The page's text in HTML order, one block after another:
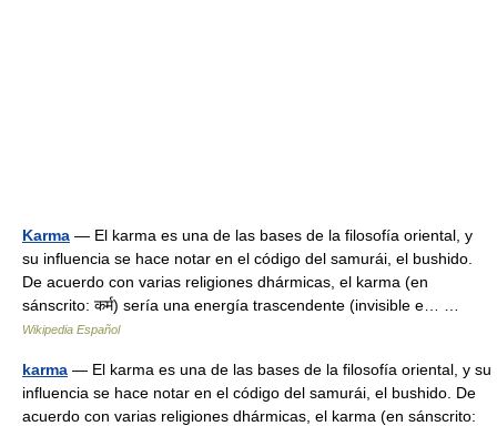
Karma — El karma es una de las bases de la filosofía oriental, y
su influencia se hace notar en el código del samurái, el bushido.
De acuerdo con varias religiones dhármicas, el karma (en
sánscrito: कर्म) sería una energía trascendente (invisible e… …
Wikipedia Español
karma — El karma es una de las bases de la filosofía oriental, y su
influencia se hace notar en el código del samurái, el bushido. De
acuerdo con varias religiones dhármicas, el karma (en sánscrito: